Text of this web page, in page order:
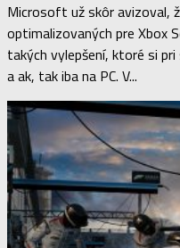
Microsoft už skôr avizoval,
optimalizovaných pre Xbox
takých vylepšení, ktoré si
a ak, tak iba na PC. V...